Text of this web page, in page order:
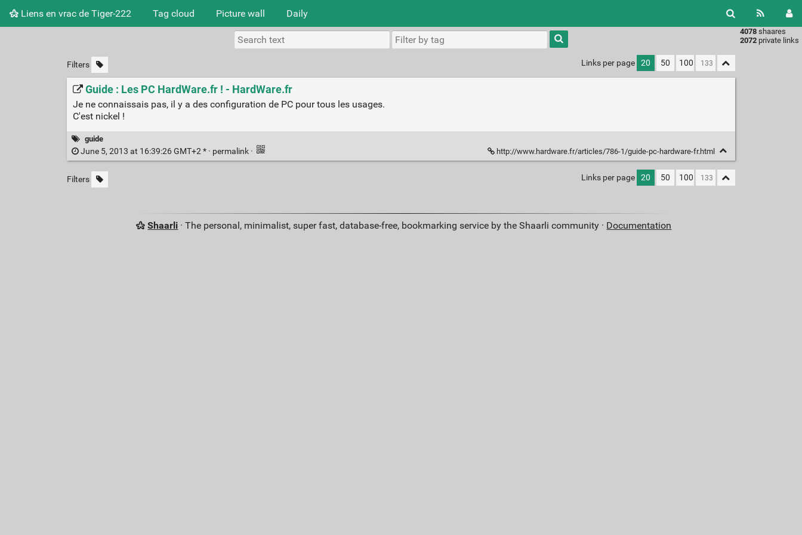
Liens en vrac de Tiger-222 Tag cloud Picture wall Daily
4078 shaares
2072 private links
Type 1 or
more
characters
results.
Filters Links per page 20 50 100
Guide : Les PC HardWare.fr ! - HardWare.fr
Je ne connaissais pas, il y a des configuration de PC pour tous les usages.
C'est nickel !
guide
June 5, 2013 at 16:39:26 GMT+2 * · permalink · http://www.hardware.fr/articles/786-1/guide-pc-hardware-fr.html
Filters Links per page 20 50 100
Shaarli · The personal, minimalist, super fast, database-free, bookmarking service by the Shaarli community · Documentation